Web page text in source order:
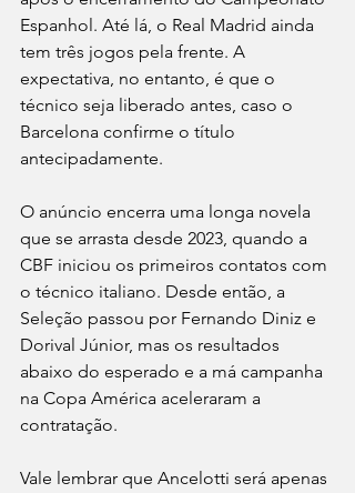
Espanhol. Até lá, o Real Madrid ainda
tem três jogos pela frente. A
expectativa, no entanto, é que o
técnico seja liberado antes, caso o
Barcelona confirme o título
antecipadamente.
O anúncio encerra uma longa novela
que se arrasta desde 2023, quando a
CBF iniciou os primeiros contatos com
o técnico italiano. Desde então, a
Seleção passou por Fernando Diniz e
Dorival Júnior, mas os resultados
abaixo do esperado e a má campanha
na Copa América aceleraram a
contratação.
Vale lembrar que Ancelotti será apenas